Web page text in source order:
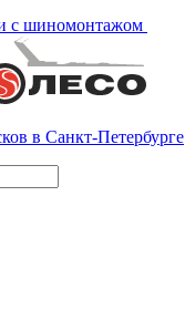
с шиномонтажом
в Санкт-Петербурге